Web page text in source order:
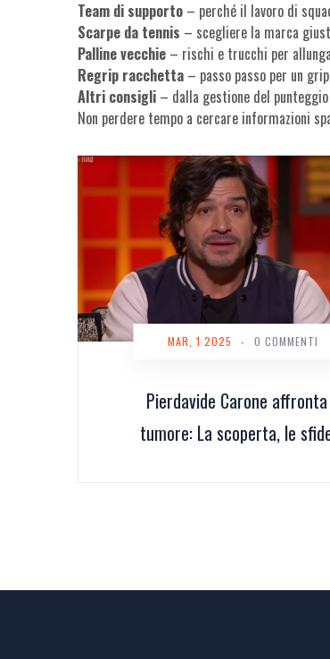
Team di supporto – perché il lavoro di
Scarpe da tennis – scegliere la marca
Palline vecchie – rischi e trucchi per
Regrip racchetta – passo passo per un
Altri consigli – dalla gestione del
Non perdere tempo a cercare informazioni
Pierdavide Carone
tumore: La scoperta, le
MAR, 1 2025 - 0 COMMENTI